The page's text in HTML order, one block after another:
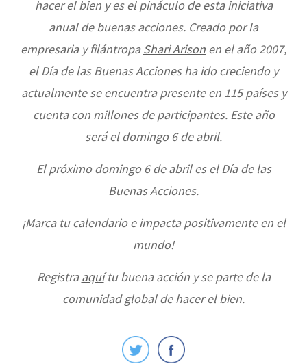
hacer el bien y es el pináculo de esta iniciativa
anual de buenas acciones. Creado por la
empresaria y filántropaShari Arison en el año 2007,
el Día de las Buenas Acciones ha ido creciendo y
actualmente se encuentra presente en 115 países y
cuenta con millones de participantes. Este año
será el domingo 6 de abril.
El próximo domingo 6 de abril es el Día de las
Buenas Acciones.
¡Marca tu calendario e impacta positivamente en el
mundo!
Registraaquítu buena acción y se parte de la
comunidad global de hacer el bien.